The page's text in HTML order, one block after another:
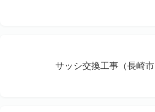
サッシ交換工事（長崎市